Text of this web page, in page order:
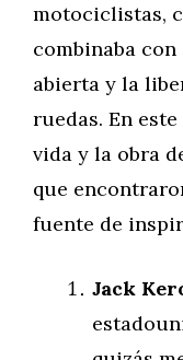
motociclistas,
combinaba
abierta y la
ruedas. En
vida y la obra
que
fuente de
Jack